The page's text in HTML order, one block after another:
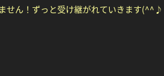
せん！ずっと受け継がれていきます(^^♪